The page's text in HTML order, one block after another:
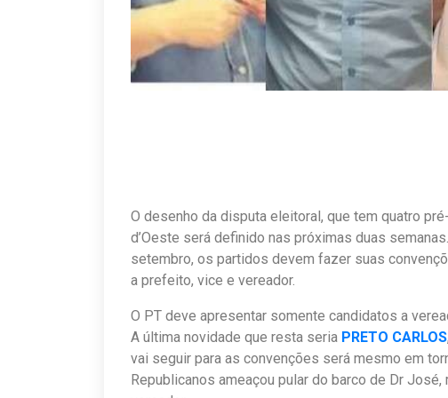
O desenho da disputa eleitoral, que tem quatro
d’Oeste será definido nas próximas duas
setembro, os partidos devem fazer suas
a prefeito, vice e vereador.
O PT deve apresentar somente candidatos a
A última novidade que resta seria PRETO CARLOS
vai seguir para as convenções será mesmo em
Republicanos ameaçou pular do barco de Dr